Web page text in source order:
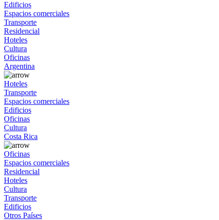
Edificios
Espacios comerciales
Transporte
Residencial
Hoteles
Cultura
Oficinas
Argentina
Hoteles
Transporte
Espacios comerciales
Edificios
Oficinas
Cultura
Costa Rica
Oficinas
Espacios comerciales
Residencial
Hoteles
Cultura
Transporte
Edificios
Otros Países